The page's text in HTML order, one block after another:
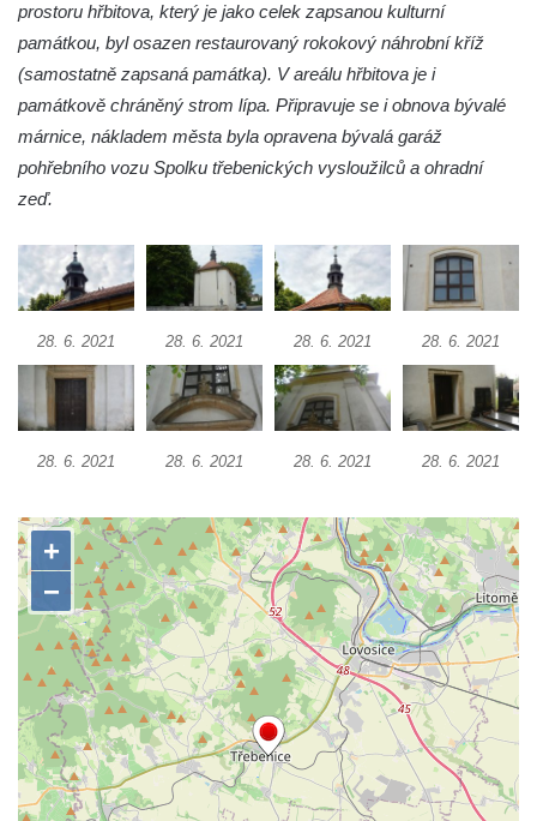
Márnice na hřbitově v Dobříni
Kaple v Bezděkově
Kaple Nejsvětější Trojice v centru Liběšic
Výklenková kaple na rozcestí na jižním
okraji Liběšic
Kaple svatého Blažeje východně od Lužice
Kostel svatého Augustina v Lužici
Kostel svatého Martina v Kozlech
Márnice na hřbitově v Kozlech
Protestantský (evangelicko-luterský) kostel
Crostau
Kaple Nanebevstoupení Panny Marie ve
Svitavě
Výklenková kaple Piety ve Svojkově
Kostel Nejsvětější Trojice ve Velenicích
Kostel svatého Vavřince v Okounově
Kostel svatých Petra a Pavla v Semilech
Kostel Nanebevzetí Panny Marie (St. Mariä
prostoru hřbitova, který je jako celek zapsanou kulturní
památkou, byl osazen restaurovaný rokokový náhrobní kříž
(samostatně zapsaná památka). V areálu hřbitova je i
památkově chráněný strom lípa. Připravuje se i obnova bývalé
márnice, nákladem města byla opravena bývalá garáž
pohřebního vozu Spolku třebenických vysloužilců a ohradní
zeď.
28. 6. 2021 28. 6. 2021 28. 6. 2021 28. 6. 2021
28. 6. 2021 28. 6. 2021 28. 6. 2021 28. 6. 2021